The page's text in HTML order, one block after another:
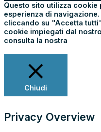
Questo sito utilizza
esperienza di
cliccando su "Accetta
cookie impiegati dal
consulta la nostra
Chiudi
Privacy Overview